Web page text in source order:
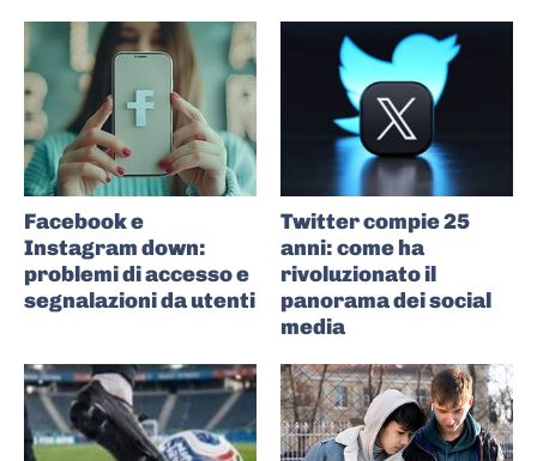
Facebook e
Instagram down:
problemi di accesso e
segnalazioni da utenti
Twitter compie 25
anni: come ha
rivoluzionato il
panorama dei social
media